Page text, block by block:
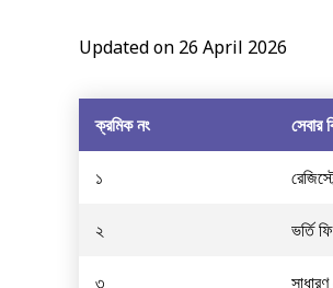
Updated on 26 April 2026
ক্রমিক নং সেবার
১
২ ভর্তি
৩